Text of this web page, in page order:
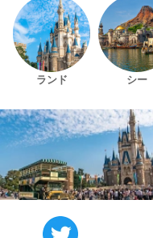
ランド シー